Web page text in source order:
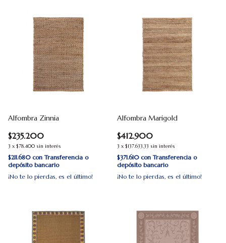
Alfombra Zinnia
$235.200
3 x $78.400 sin interés
$211.680 con Transferencia o
depósito bancario
¡No te lo pierdas, es el último!
Alfombra Marigold
$412.900
3 x $137.633,33 sin interés
$371.610 con Transferencia o
depósito bancario
¡No te lo pierdas, es el último!